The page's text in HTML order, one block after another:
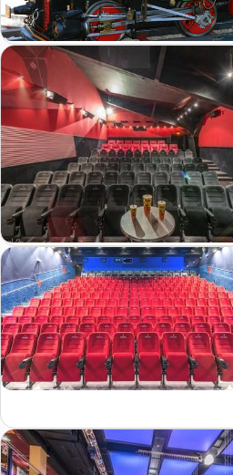
Zur Detailseite von Dieselkino
Zur Detailseite von Dieselkino
Zur Detailseite von Dieselkino